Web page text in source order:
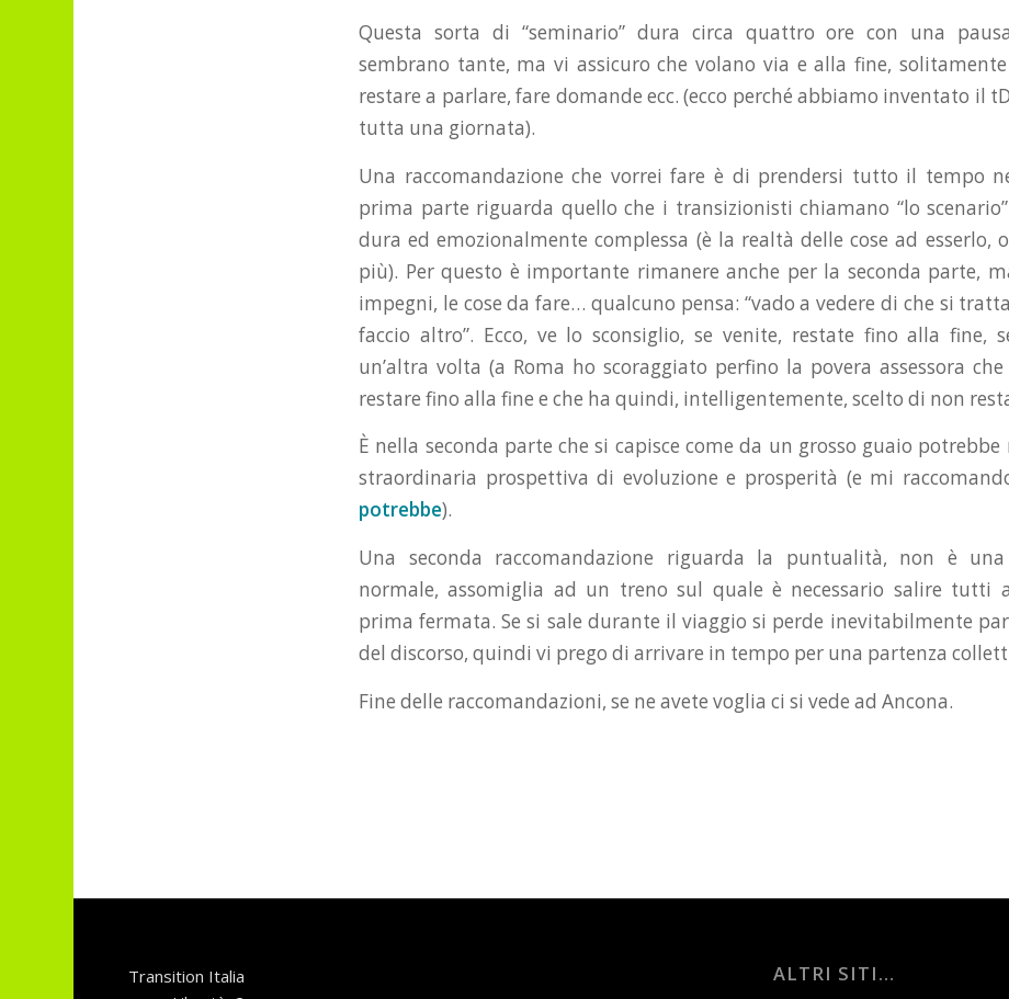
Questa sorta di “seminario” dura circa quattro ore con una
sembrano tante, ma vi assicuro che volano via e alla fine,
restare a parlare, fare domande ecc. (ecco perché abbiamo inventato il
tutta una giornata).
Una raccomandazione che vorrei fare è di prendersi tutto il tempo
prima parte riguarda quello che i transizionisti chiamano “lo
dura ed emozionalmente complessa (è la realtà delle cose ad esserlo,
più). Per questo è importante rimanere anche per la seconda parte,
impegni, le cose da fare… qualcuno pensa: “vado a vedere di che si
faccio altro”. Ecco, ve lo sconsiglio, se venite, restate fino alla fine,
un’altra volta (a Roma ho scoraggiato perfino la povera assessora
restare fino alla fine e che ha quindi, intelligentemente, scelto di non
È nella seconda parte che si capisce come da un grosso guaio potrebbe
straordinaria prospettiva di evoluzione e prosperità (e mi
potrebbe).
Una seconda raccomandazione riguarda la puntualità, non è una
normale, assomiglia ad un treno sul quale è necessario salire tutti
prima fermata. Se si sale durante il viaggio si perde inevitabilmente
del discorso, quindi vi prego di arrivare in tempo per una partenza
Fine delle raccomandazioni, se ne avete voglia ci si vede ad Ancona.
Transition Italia
ALTRI SITI…